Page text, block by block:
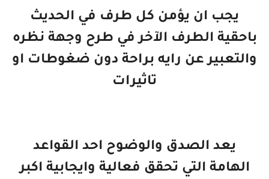
يجب ان يؤمن كل طرف في الحديث
باحقية الطرف الآخر في طرح وجهة نظره
والتعبير عن رايه براحة دون ضغوطات او
تاثيرات
يعد الصدق والوضوح احد القواعد
الهامة التي تحقق فعالية وايجابية اكبر